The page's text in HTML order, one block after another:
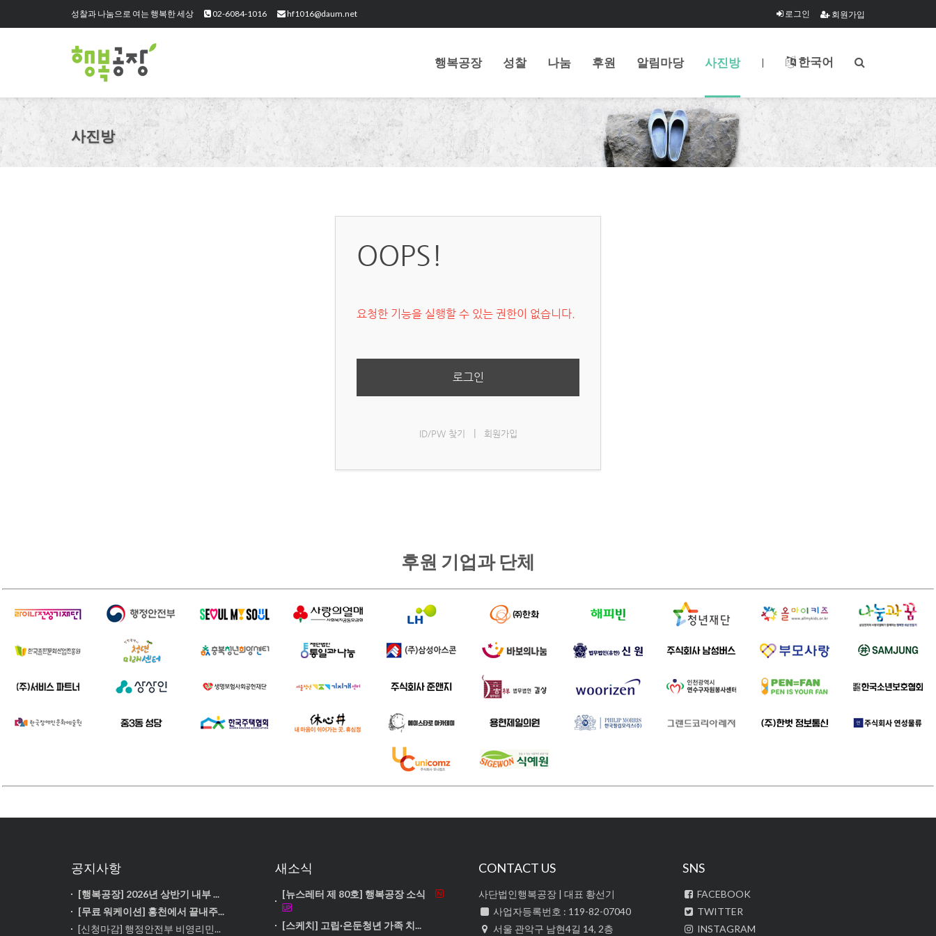
성찰과 나눔으로 여는 행복한 세상 02-6084-1016 hf1016@daum.net 로그인 회원가입
행복공장 성찰 나눔 후원 알림마당 사진방 | 한국어
사진방
OOPS!
요청한 기능을 실행할 수 있는 권한이 없습니다.
로그인
ID/PW 찾기 회원가입
후원 기업과 단체
공지사항
[행복공장] 2026년 상반기 내부 ...
[무료 워케이션] 홍천에서 끝내주...
[신청마감] 행정안전부 비영리민...
새소식
[뉴스레터 제 80호] 행복공장 소식
[스케치] 고립·은둔청년 가족 치...
CONTACT US
사단법인행복공장 | 대표 황선기
사업자등록번호 : 119-82-07040
서울 관악구 남현4길 14, 2층
SNS
FACEBOOK
TWITTER
INSTAGRAM